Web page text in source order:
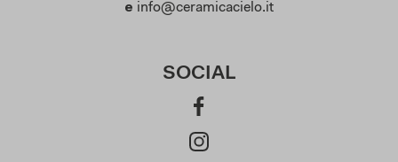
e info@ceramicacielo.it
SOCIAL